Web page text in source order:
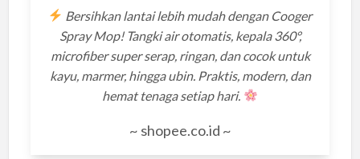
Bersihkan lantai lebih mudah dengan Cooger
Spray Mop! Tangki air otomatis, kepala 360°,
microfiber super serap, ringan, dan cocok untuk
kayu, marmer, hingga ubin. Praktis, modern, dan
hemat tenaga setiap hari.
~ shopee.co.id ~